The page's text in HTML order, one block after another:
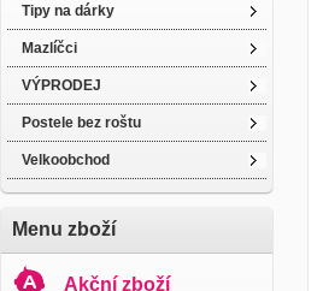
Tipy na dárky
Mazlíčci
VÝPRODEJ
Postele bez roštu
Velkoobchod
Menu zboží
Akční zboží